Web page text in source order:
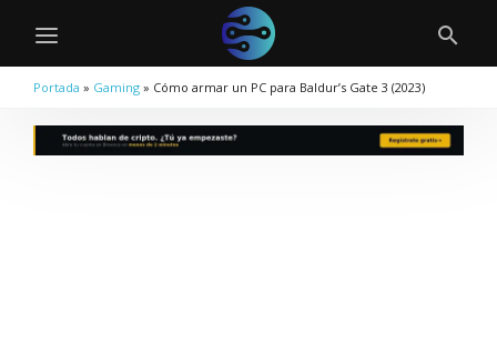
Portada » Gaming » Cómo armar un PC para Baldur’s Gate 3 (2023)